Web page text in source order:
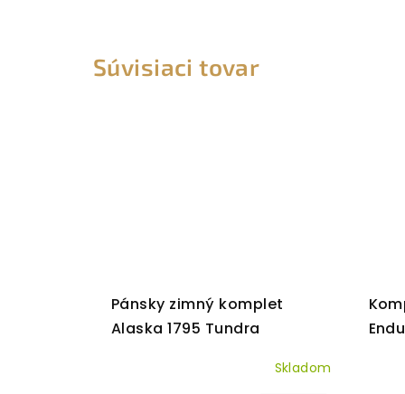
Súvisiaci tovar
Pánsky zimný komplet
Alaska 1795 Tundra
Skladom